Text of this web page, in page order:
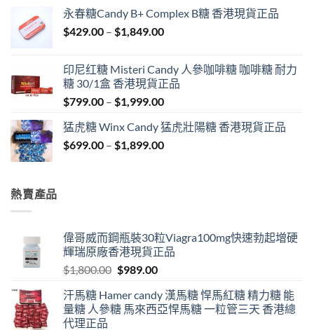
through
$1,999.00
永春糖Candy B+ Complex B糖 香港現貨正品
$429.00 – $1,849.00Price
through
$1,849.00
印尼红糖 Misteri Candy 人參咖啡糖 咖啡糖 耐力
糖 30/1盒 香港現貨正品
$799.00 – $1,999.00Price
$799.00
through
猛虎糖 Winx Candy 猛虎壯陽糖 香港現貨正品
$699.00 – $1,899.00Price
熱賣產品
偉哥威而鋼瓶裝30粒Viagra100mg快速勃起增硬
輝瑞原廠香港現貨正品
$1,800.00 Original
was:
$1,800.00.
$989.00Current
is:
$989.00.
汗馬糖 Hamer candy 漢馬糖 悍馬紅糖 精力糖 能
量糖 人參糖 馬來西亞悍馬糖 一粒管三天 香港總
代理正品